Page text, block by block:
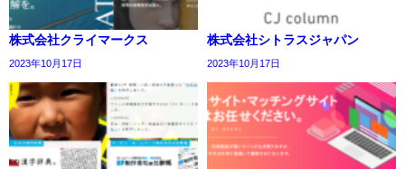
株式会社クライマークス
2023年10月17日
株式会社シトラスジャパン
2023年10月17日